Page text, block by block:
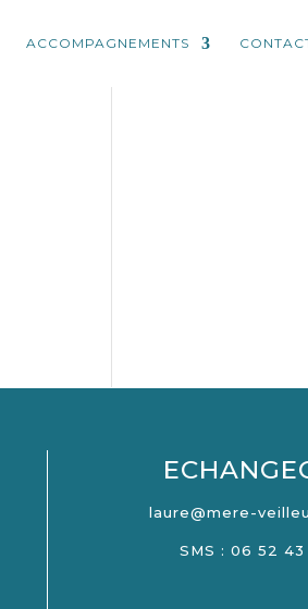
ACCOMPAGNEMENTS
laure@mere-
SMS : 06 52